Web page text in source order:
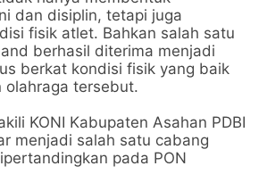
dan disiplin, tetapi juga
fisik atlet. Bahkan salah satu
berhasil diterima menjadi
berkat kondisi fisik yang baik
olahraga tersebut.
KONI Kabupaten Asahan PDBI
menjadi salah satu cabang
pada PON